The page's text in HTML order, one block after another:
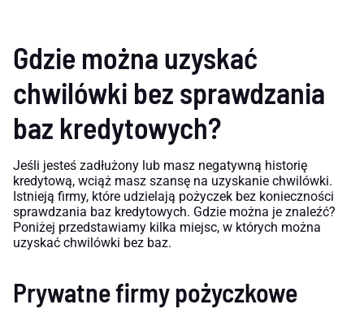
Gdzie można uzyskać
chwilówki bez sprawdzania
baz kredytowych?
Jeśli jesteś zadłużony lub masz negatywną historię
kredytową, wciąż masz szansę na uzyskanie chwilówki.
Istnieją firmy, które udzielają pożyczek bez konieczności
sprawdzania baz kredytowych. Gdzie można je znaleźć?
Poniżej przedstawiamy kilka miejsc, w których można
uzyskać chwilówki bez baz.
Prywatne firmy pożyczkowe